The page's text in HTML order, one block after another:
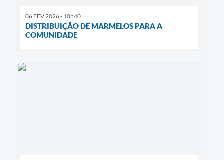
06 FEV 2026 - 10h40
DISTRIBUIÇÃO DE MARMELOS PARA A
COMUNIDADE